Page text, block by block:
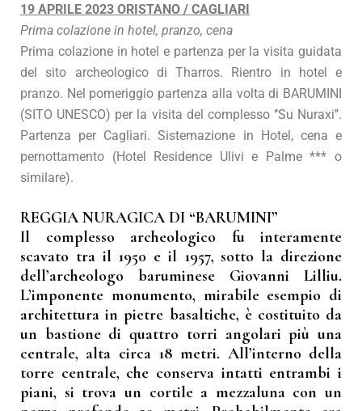
19 APRILE 2023 ORISTANO / CAGLIARI
Prima colazione in hotel, pranzo, cena
Prima colazione in hotel e partenza per la visita guidata
del sito archeologico di Tharros. Rientro in hotel e
pranzo. Nel pomeriggio partenza alla volta di BARUMINI
(SITO UNESCO) per la visita del complesso ‘’Su Nuraxi’’.
Partenza per Cagliari. Sistemazione in Hotel, cena e
pernottamento (Hotel Residence Ulivi e Palme *** o
similare).
REGGIA NURAGICA DI “BARUMINI”
Il complesso archeologico fu interamente
scavato tra il 1950 e il 1957, sotto la direzione
dell’archeologo baruminese Giovanni Lilliu.
L’imponente monumento, mirabile esempio di
architettura in pietre basaltiche, è costituito da
un bastione di quattro torri angolari più una
centrale, alta circa 18 metri. All’interno della
torre centrale, che conserva intatti entrambi i
piani, si trova un cortile a mezzaluna con un